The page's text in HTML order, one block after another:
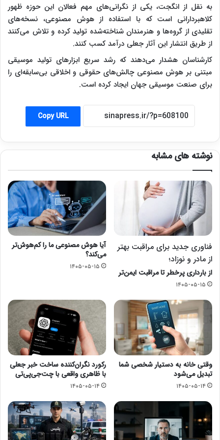
به نقل از انگجت، یکی از نگرانی‌های مهم فعالان این حوزه ظهور
کلاهبردارانی است که با استفاده از هوش مصنوعی، نسخه‌های
تقلیدی از گروه‌ها و هنرمندان شناخته‌شده تولید کرده و تلاش می‌کنند
از طریق انتشار این آثار جعلی درآمد کسب کنند.
کارشناسان هشدار می‌دهند که رشد سریع ابزار‌های تولید موسیقی
مبتنی بر هوش مصنوعی چالش‌های حقوقی و اخلاقی بی‌سابقه‌ای را
برای صنعت موسیقی جهان ایجاد کرده است.
Copy URL
نوشته های مشابه
فناوری جدید برای مراقبت بهتر
از مادر و نوزاد؛
از بارداری پرخطر تا مراقبت ایمن‌تر
۱۴۰۵-۰۵-۱۵
آیا هوش مصنوعی ما را کم‌هوش‌تر
می‌کند؟
۱۴۰۵-۰۵-۱۵
وقتی خانه به دستیار شخصی شما
تبدیل می‌شود
۱۴۰۵-۰۵-۱۴
رکورد نگران‌کننده ساخت خبر جعلی
با ظاهری واقعی با چت‌جی‌پی‌تی
۱۴۰۵-۰۵-۱۴